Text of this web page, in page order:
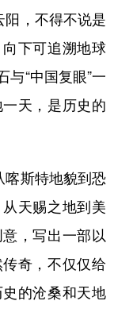
，不得不说是
下可追溯地球
“中国复眼”一
天，是历史的
斯特地貌到恐
天赐之地到美
，写出一部以
奇，不仅仅给
的沧桑和天地